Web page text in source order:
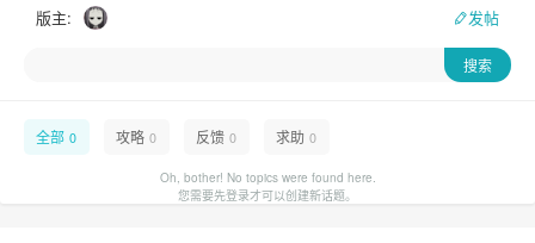
版主: 发帖
全部 0 攻略 0 反馈 0 求助 0
Oh, bother! No topics were found here.
您需要先登录才可以创建新话题。